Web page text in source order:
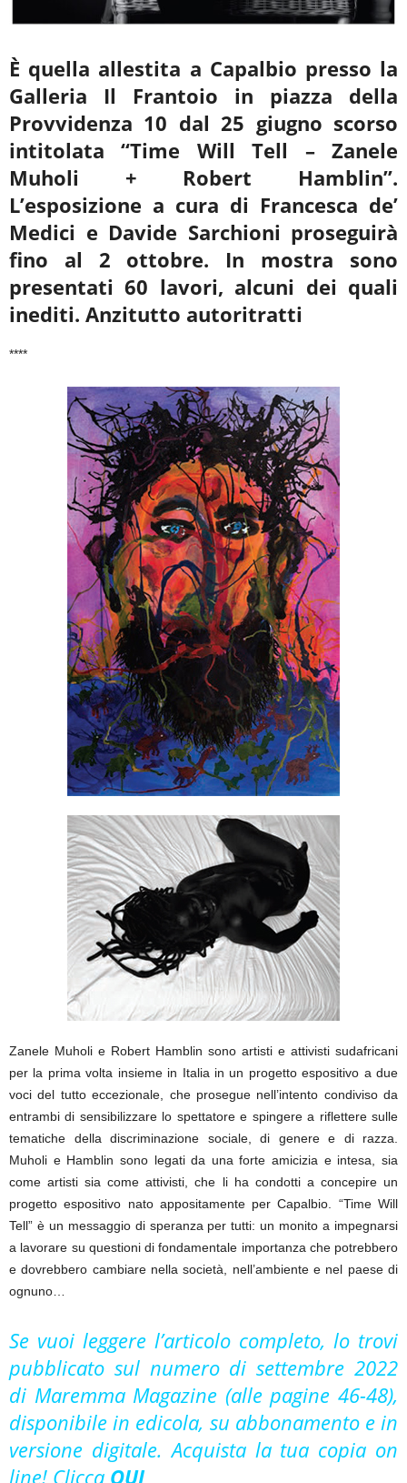
È quella allestita a Capalbio presso la
Galleria Il Frantoio in piazza della
Provvidenza 10 dal 25 giugno scorso
intitolata “Time Will Tell – Zanele
Muholi + Robert Hamblin”.
L’esposizione a cura di Francesca de’
Medici e Davide Sarchioni proseguirà
fino al 2 ottobre. In mostra sono
presentati 60 lavori, alcuni dei quali
inediti. Anzitutto autoritratti
****
Zanele Muholi e Robert Hamblin sono artisti e attivisti sudafricani
per la prima volta insieme in Italia in un progetto espositivo a due
voci del tutto eccezionale, che prosegue nell’intento condiviso da
entrambi di sensibilizzare lo spettatore e spingere a riflettere sulle
tematiche della discriminazione sociale, di genere e di razza.
Muholi e Hamblin sono legati da una forte amicizia e intesa, sia
come artisti sia come attivisti, che li ha condotti a concepire un
progetto espositivo nato appositamente per Capalbio. “Time Will
Tell” è un messaggio di speranza per tutti: un monito a impegnarsi
a lavorare su questioni di fondamentale importanza che potrebbero
e dovrebbero cambiare nella società, nell’ambiente e nel paese di
ognuno…
Se vuoi leggere l’articolo completo, lo trovi
pubblicato sul numero di settembre 2022
di Maremma Magazine (alle pagine 46-48),
disponibile in edicola, su abbonamento e in
versione digitale. Acquista la tua copia on
line! Clicca QUI